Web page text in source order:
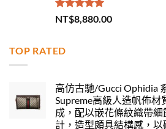
評分 5.00
滿分 5
NT$8,880.00
TOP RATED
高仿古馳/Gucci Ophidia
Supreme高級人造帆佈
成，配以嵌花條紋織帶
計，造型頗具結構感，